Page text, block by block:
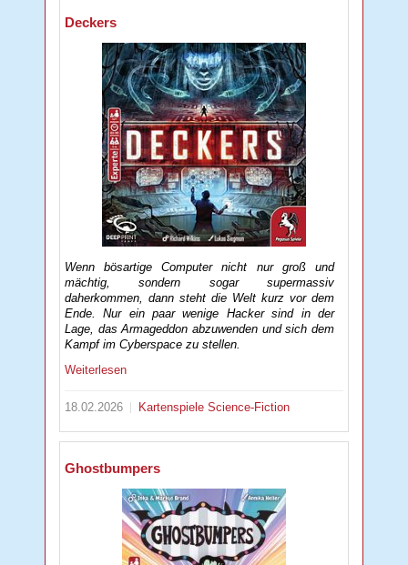
Deckers
Wenn bösartige Computer nicht nur groß und
mächtig, sondern sogar supermassiv
daherkommen, dann steht die Welt kurz vor dem
Ende. Nur ein paar wenige Hacker sind in der
Lage, das Armageddon abzuwenden und sich dem
Kampf im Cyberspace zu stellen.
Weiterlesen
18.02.2026 KartenspieleScience-Fiction
Ghostbumpers